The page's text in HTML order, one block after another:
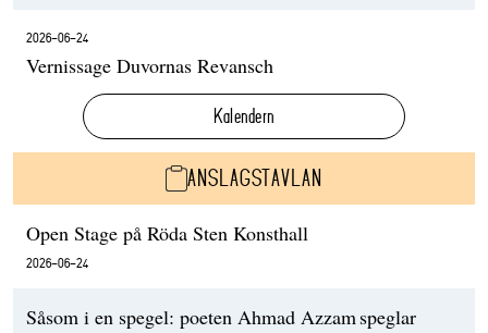
2026-06-24
Vernissage Duvornas Revansch
Kalendern
ANSLAGSTAVLAN
Open Stage på Röda Sten Konsthall
2026-06-24
Såsom i en spegel: poeten Ahmad Azzam speglar